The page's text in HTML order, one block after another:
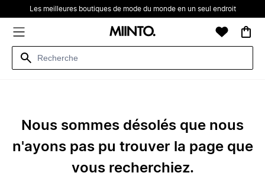
Les meilleures boutiques de mode du monde en un seul endroit
Nous sommes désolés que nous
n'ayons pas pu trouver la page que
vous recherchiez.